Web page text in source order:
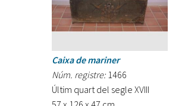
Caixa de mariner
Núm. registre: 1466
Últim quart del segle XVIII